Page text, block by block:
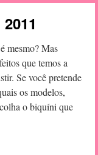
mesmo? Mas
que temos a
Se você pretende
os modelos,
o biquíni que